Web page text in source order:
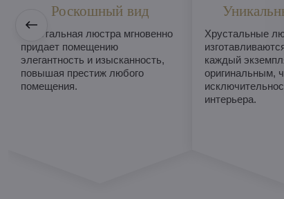
Роскошный вид
Хрустальная люстра мгновенно
придает помещению
элегантность и изысканность,
повышая престиж любого
помещения.
Хрустальные
каждый
оригинальным,
интерьера.